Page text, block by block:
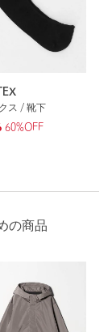
しています。
ス / 靴下
60%OFF
の商品